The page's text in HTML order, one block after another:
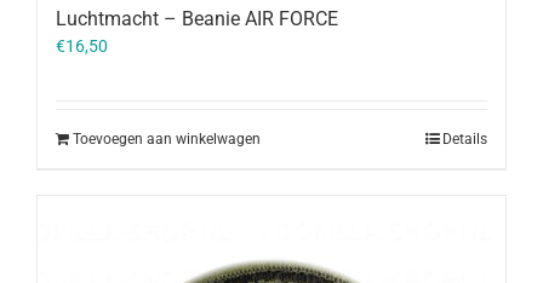
Luchtmacht – Beanie AIR FORCE
€16,50
Toevoegen aan winkelwagen Details